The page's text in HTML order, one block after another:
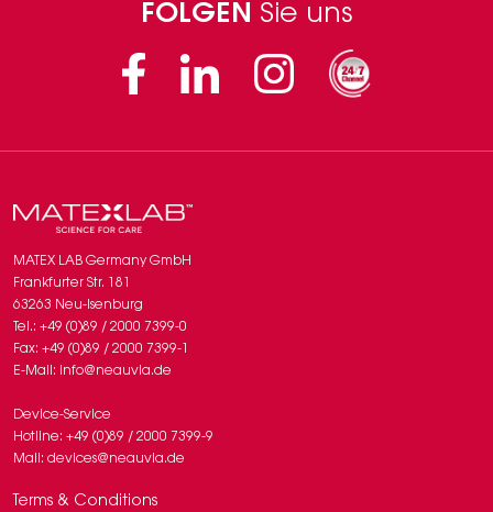
FOLGEN Sie uns
FacebookLinkedin Instagram
MATEX LAB Germany GmbH
Frankfurter Str. 181
63263 Neu-Isenburg
Tel.: +49 (0)89 / 2000 7399-0
Fax: +49 (0)89 / 2000 7399-1
E-Mail: info@neauvia.de
Device-Service
Hotline: +49 (0)89 / 2000 7399-9
Mail: devices@neauvia.de
Terms & Conditions